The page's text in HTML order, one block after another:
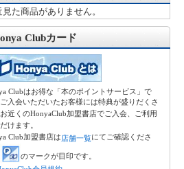
見た商品がありません。
Clubカード
Clubはお得な「本のポイントサービス」で
入会いただいたお客様には特典が盛りだくさ
近くのHonyaClub加盟書店でご入会、ご利用
けます。
Club加盟書店は店舗一覧にてご確認くださ
のマークが目印です。